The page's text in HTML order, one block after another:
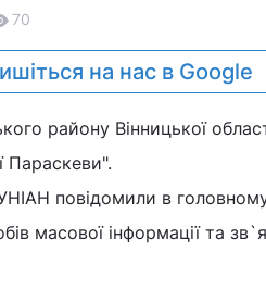
70
на нас в Google
району Вінницької
Параскеви".
повідомили в головному
масової інформації та